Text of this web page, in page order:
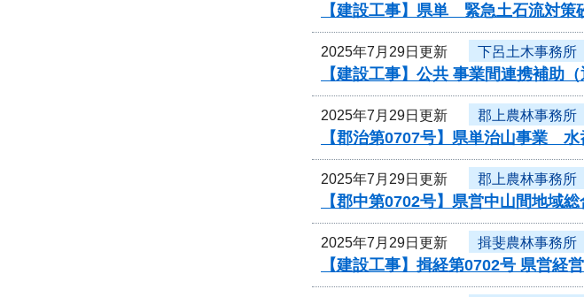
【建設工事】県単 緊急土石流対
2025年7月29日更新 下呂土木事務所
【建設工事】公共 事業間連携補助
2025年7月29日更新 郡上農林事務所
【郡治第0707号】県単治山事業
2025年7月29日更新 郡上農林事務所
【郡中第0702号】県営中山間地
2025年7月29日更新 揖斐農林事務所
【建設工事】揖経第0702号 県営経